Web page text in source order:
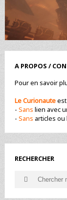
A PROPOS /
Pour en savoir
Le Curionauteest
- Sans lien avec
- Sans articles
RECHERCHER
Search